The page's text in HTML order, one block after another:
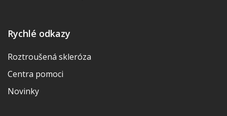
Rychlé odkazy
Roztroušená skleróza
Centra pomoci
Novinky